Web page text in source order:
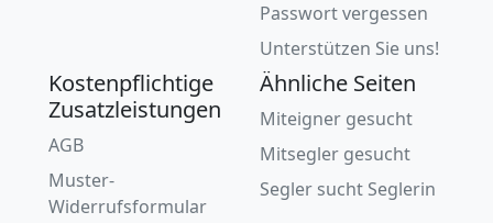
Passwort vergessen
Unterstützen Sie uns!
Kostenpflichtige
Zusatzleistungen
AGB
Muster-
Widerrufsformular
Ähnliche Seiten
Miteigner gesucht
Mitsegler gesucht
Segler sucht Seglerin